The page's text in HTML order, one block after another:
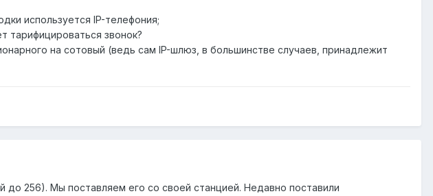
используется IP-телефония;
тарифицироваться звонок?
на сотовый (ведь сам IP-шлюз, в большинстве случаев, принадлежит
до 256). Мы поставляем его со своей станцией. Недавно поставили